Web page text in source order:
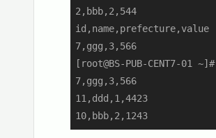
2,bbb,2,544
id,name,prefecture,value
7,ggg,3,566
[root@BS-PUB-CENT7-
7,ggg,3,566
11,ddd,1,4423
10,bbb,2,1243